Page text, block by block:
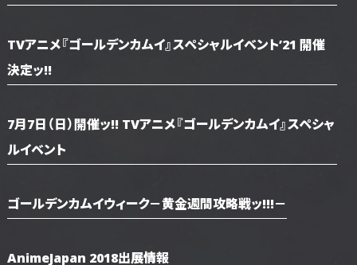
TVアニメ『ゴールデンカムイ』スペシャルイベント’21 開催
決定ッ!!
7月7日（日）開催ッ!! TVアニメ『ゴールデンカムイ』スペシャ
ルイベント
ゴールデンカムイウィーク－黄金週間攻略戦ッ!!!－
AnimeJapan 2018出展情報